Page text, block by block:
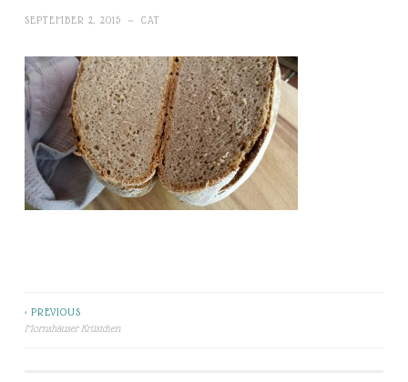
SEPTEMBER 2, 2015 ~ CAT
Beitragsnavigation
< PREVIOUS
Mornshäuser Krüstchen